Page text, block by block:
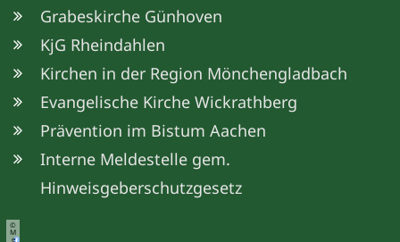
Grabeskirche Günhoven
KjG Rheindahlen
Kirchen in der Region Mönchengladbach
Evangelische Kirche Wickrathberg
Prävention im Bistum Aachen
Interne Meldestelle gem.
Hinweisgeberschutzgesetz
©
M
e